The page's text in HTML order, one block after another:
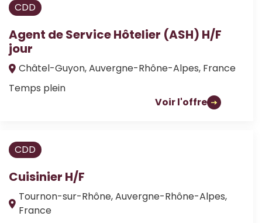
CDD
Agent de Service Hôtelier (ASH) H/F
jour
Châtel-Guyon, Auvergne-Rhône-Alpes, France
Temps plein
Voir l'offre
CDD
Cuisinier H/F
Tournon-sur-Rhône, Auvergne-Rhône-Alpes,
France